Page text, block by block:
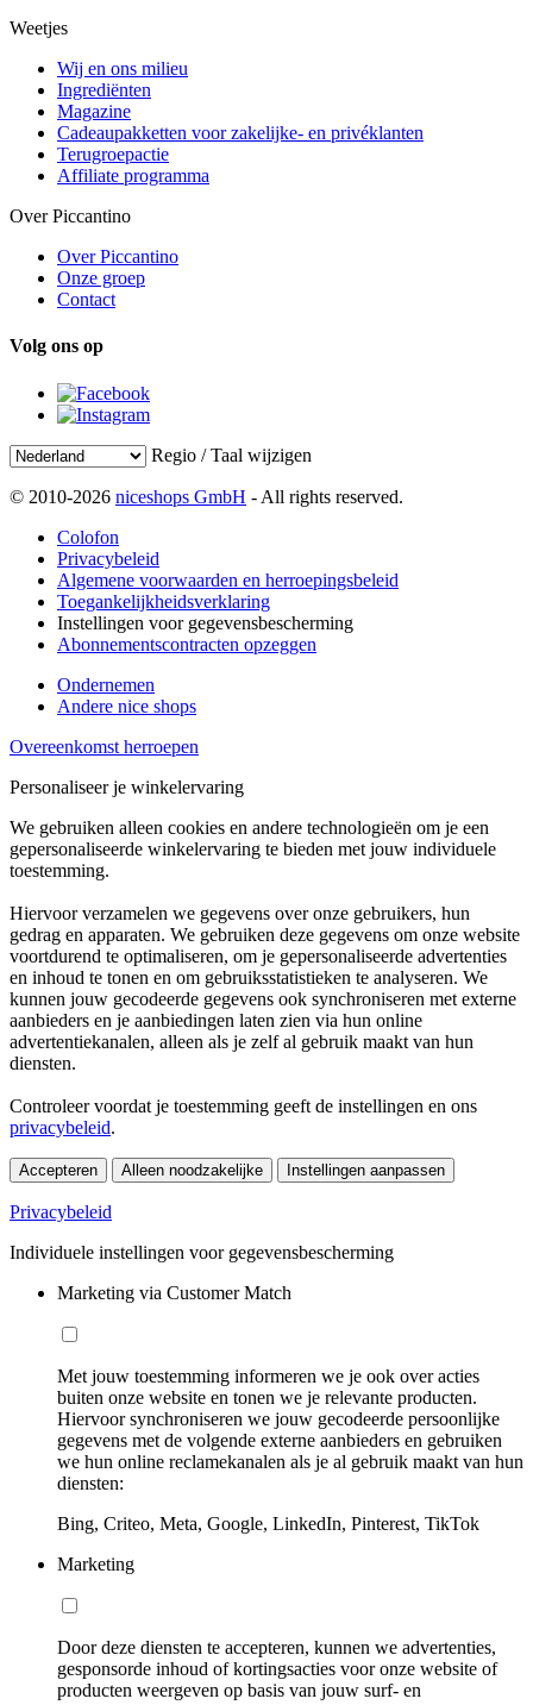
Weetjes
Wij en ons milieu
Ingrediënten
Magazine
Cadeaupakketten voor zakelijke- en privéklanten
Terugroepactie
Affiliate programma
Over Piccantino
Over Piccantino
Onze groep
Contact
Volg ons op
Regio / Taal wijzigen
© 2010-2026 niceshops GmbH - All rights reserved.
Colofon
Privacybeleid
Algemene voorwaarden en herroepingsbeleid
Toegankelijkheidsverklaring
Instellingen voor gegevensbescherming
Abonnementscontracten opzeggen
Ondernemen
Andere nice shops
Overeenkomst herroepen
Personaliseer je winkelervaring
We gebruiken alleen cookies en andere technologieën om je een
gepersonaliseerde winkelervaring te bieden met jouw individuele
toestemming.
Hiervoor verzamelen we gegevens over onze gebruikers, hun
gedrag en apparaten. We gebruiken deze gegevens om onze website
voortdurend te optimaliseren, om je gepersonaliseerde advertenties
en inhoud te tonen en om gebruiksstatistieken te analyseren. We
kunnen jouw gecodeerde gegevens ook synchroniseren met externe
aanbieders en je aanbiedingen laten zien via hun online
advertentiekanalen, alleen als je zelf al gebruik maakt van hun
diensten.
Controleer voordat je toestemming geeft de instellingen en ons
privacybeleid.
Accepteren Alleen noodzakelijke Instellingen aanpassen
Privacybeleid
Individuele instellingen voor gegevensbescherming
Marketing via Customer Match
Met jouw toestemming informeren we je ook over acties
buiten onze website en tonen we je relevante producten.
Hiervoor synchroniseren we jouw gecodeerde persoonlijke
gegevens met de volgende externe aanbieders en gebruiken
we hun online reclamekanalen als je al gebruik maakt van hun
diensten:
Bing, Criteo, Meta, Google, LinkedIn, Pinterest, TikTok
Marketing
Door deze diensten te accepteren, kunnen we advertenties,
gesponsorde inhoud of kortingsacties voor onze website of
producten weergeven op basis van jouw surf- en